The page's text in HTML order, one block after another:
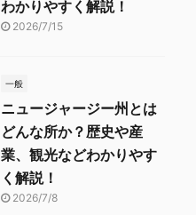
わかりやすく解説！
2026/7/15
一般
ニュージャージー州とは
どんな所か？歴史や産
業、観光などわかりやす
く解説！
2026/7/8